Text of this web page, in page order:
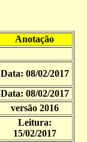
Anotação
Data: 08/02/2017
Data: 08/02/2017
versão 2016
Leitura:
15/02/2017